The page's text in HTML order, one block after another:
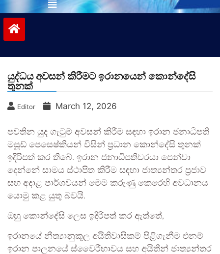
යුද්ධය අවසන් කිරීමට ඉරානයෙන් කොන්දේසි
තුනක්
Editor March 12, 2026
පවතින යුද ගැටුම් අවසන් කිරීම සඳහා ඉරාන ජනාධිපති
මසූඩ් පෙසෙෂ්කියන් විසින් ප්‍රධාන කොන්දේසි තුනක්
ඉදිරිපත් කර තිබේ. ඉරාන ජනාධිපතිවරයා පෙන්වා
දෙන්නේ සාමය ස්ථාපිත කිරීම සඳහා ජාත්‍යන්තර ප්‍රජාව
සහ අදාළ පාර්ශවයන් මෙම කරුණු කෙරෙහි අවධානය
යොමු කළ යුතු බවයි.
ඔහු කොන්දේසි ලෙස ඉදිරිපත් කර ඇත්තේ,
ඉරානයේ නීත්‍යානුකූල අයිතිවාසිකම් පිළිගැනීම එනම්
ඉරාන පාලනයේ ස්වෛරීභාවය සහ අයිතීන් ජාත්‍යන්තර